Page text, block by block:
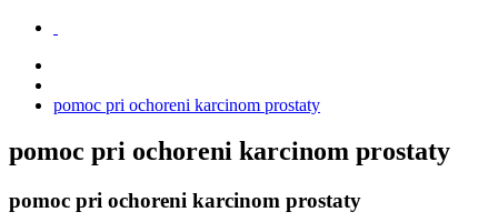
pomoc pri ochoreni karcinom prostaty
pomoc pri ochoreni karcinom prostaty
pomoc pri ochoreni karcinom prostaty